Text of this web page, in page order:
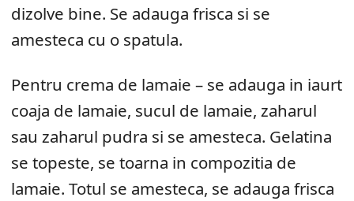
dizolve bine. Se adauga frisca si se
amesteca cu o spatula.
Pentru crema de lamaie – se adauga in iaurt
coaja de lamaie, sucul de lamaie, zaharul
sau zaharul pudra si se amesteca. Gelatina
se topeste, se toarna in compozitia de
lamaie. Totul se amesteca, se adauga frisca